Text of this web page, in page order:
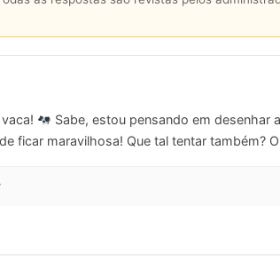
Sabe, estou pensando em desenhar
ficar maravilhosa! Que tal tentar também?